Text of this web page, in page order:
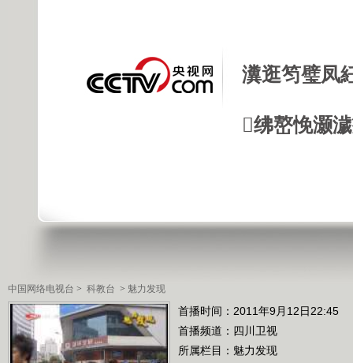
瀵逛笉璧凤
绋嶅悗灏
中国网络电视台 > 科教台 > 魅力发现
首播时间：2011年9月12日22:45
首播频道： 四川卫视
所属栏目： 魅力发现